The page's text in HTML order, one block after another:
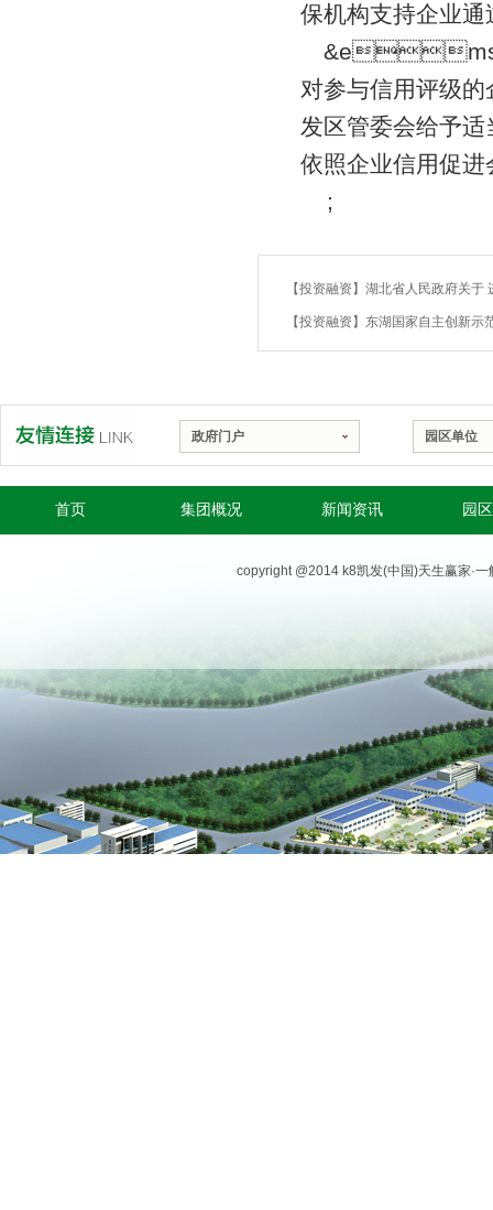
保机构支持企业
&emsp;
对参与信用评级
发区管委会给予
依照企业信用促
;
政府门户 园区单位
首页 集团概况 新闻资讯 园
copyright @2014 k8凯发(中国)天生赢